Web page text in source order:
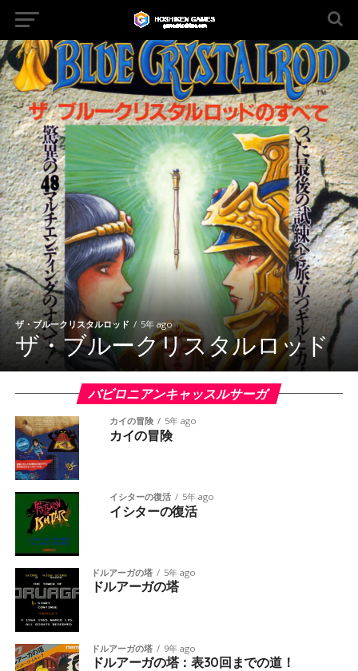
ザ・ブルークリスタルロッド 5年 ago
ザ・ブルークリスタルロッド
バビロニアンキャッスルサーガ
カイの冒険 5年 ago
カイの冒険
イシターの復活 5年 ago
イシターの復活
ドルアーガの塔 5年 ago
ドルアーガの塔
ドルアーガの塔 9年 ago
ドルアーガの塔：表30回までの道！